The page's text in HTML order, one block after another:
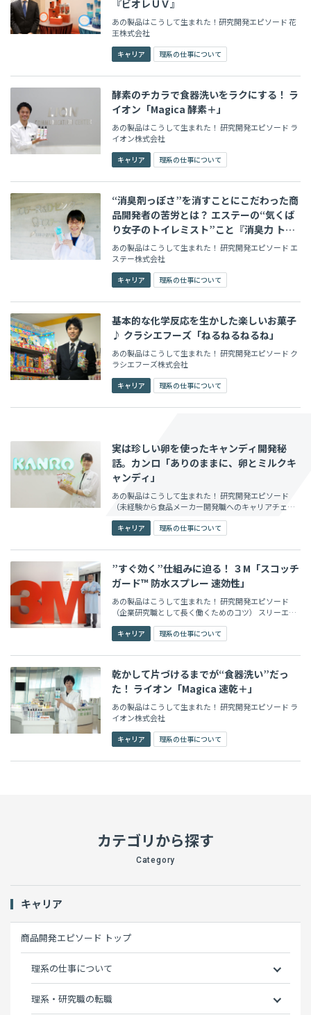
『ビオレＵＶ』
あの製品はこうして生まれた！研究開発エピソード 花
王株式会社
キャリア 理系の仕事について
酵素のチカラで食器洗いをラクにする！ ラ
イオン「Magica 酵素＋」
あの製品はこうして生まれた！ 研究開発エピソード ラ
イオン株式会社
キャリア 理系の仕事について
“消臭剤っぽさ”を消すことにこだわった商
品開発者の苦労とは？ エステーの“気くば
り女子のトイレミスト”こと『消臭力 トイ
レ用 携帯タイプ』
あの製品はこうして生まれた！ 研究開発エピソード エ
ステー株式会社
キャリア 理系の仕事について
基本的な化学反応を生かした楽しいお菓子
♪ クラシエフーズ「ねるねるねるね」
あの製品はこうして生まれた！ 研究開発エピソード ク
ラシエフーズ株式会社
キャリア 理系の仕事について
実は珍しい卵を使ったキャンディ開発秘
話。カンロ「ありのままに、卵とミルクキ
ャンディ」
あの製品はこうして生まれた！ 研究開発エピソード
（未経験から食品メーカー開発職へのキャリアチェン
ジ） カンロ株式会社
キャリア 理系の仕事について
”すぐ効く”仕組みに迫る！ ３M「スコッチ
ガード™ 防水スプレー 速効性」
あの製品はこうして生まれた！ 研究開発エピソード
（企業研究職として長く働くためのコツ） スリーエム
ジャパン株式会社
キャリア 理系の仕事について
乾かして片づけるまでが“食器洗い”だっ
た！ ライオン「Magica 速乾＋」
あの製品はこうして生まれた！ 研究開発エピソード ラ
イオン株式会社
キャリア 理系の仕事について
カテゴリから探す
Category
キャリア
商品開発エピソード トップ
理系の仕事について
理系・研究職の転職